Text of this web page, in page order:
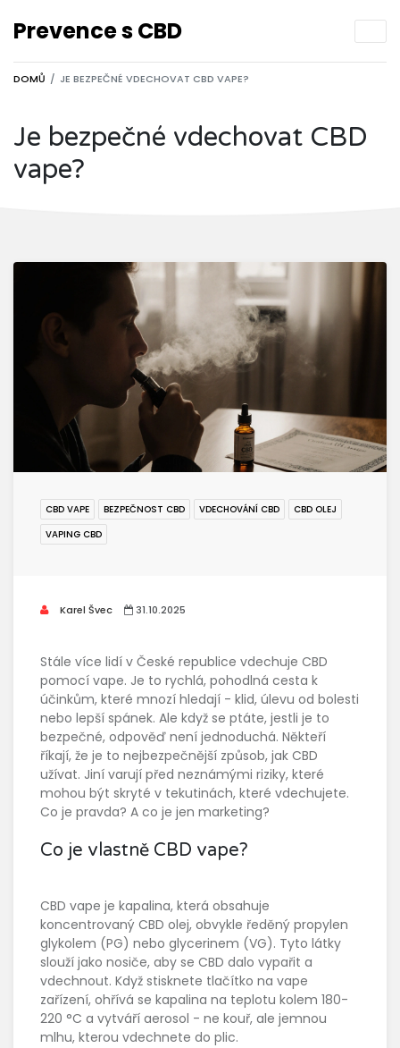
Prevence s CBD
DOMŮ JE BEZPEČNÉ VDECHOVAT CBD VAPE?
Je bezpečné vdechovat CBD
vape?
CBD VAPE BEZPEČNOST CBD VDECHOVÁNÍ CBD
CBD OLEJ
VAPING CBD
Karel Švec 31.10.2025
Stále více lidí v České republice vdechuje CBD
pomocí vape. Je to rychlá, pohodlná cesta k
účinkům, které mnozí hledají - klid, úlevu od bolesti
nebo lepší spánek. Ale když se ptáte, jestli je to
bezpečné, odpověď není jednoduchá. Někteří
říkají, že je to nejbezpečnější způsob, jak CBD
užívat. Jiní varují před neznámými riziky, které
mohou být skryté v tekutinách, které vdechujete.
Co je pravda? A co je jen marketing?
Co je vlastně CBD vape?
CBD vape je kapalina, která obsahuje
koncentrovaný CBD olej, obvykle ředěný propylen
glykolem (PG) nebo glycerinem (VG). Tyto látky
slouží jako nosiče, aby se CBD dalo vypařit a
vdechnout. Když stisknete tlačítko na vape
zařízení, ohřívá se kapalina na teplotu kolem 180-
220 °C a vytváří aerosol - ne kouř, ale jemnou
mlhu, kterou vdechnete do plic.